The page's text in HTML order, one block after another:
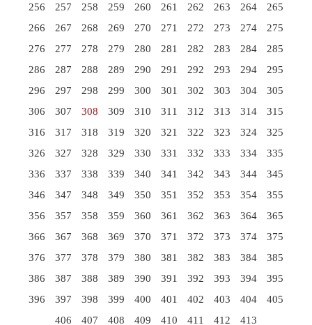
256
257 258 259 260 261 262 263 264
265
266
267 268 269 270 271 272 273 274
275
276
277 278 279 280 281 282 283 284
285
286
287 288 289 290 291 292 293 294
295
296
297 298 299 300 301 302 303 304
305
306
307 308 309 310 311 312 313 314
315
316
317 318 319 320 321 322 323 324
325
326
327 328 329 330 331 332 333 334
335
336
337 338 339 340 341 342 343 344
345
346
347 348 349 350 351 352 353 354
355
356
357 358 359 360 361 362 363 364
365
366
367 368 369 370 371 372 373 374
375
376
377 378 379 380 381 382 383 384
385
386
387 388 389 390 391 392 393 394
395
396
397 398 399 400 401 402 403 404
405
406
407 408 409 410 411 412 413